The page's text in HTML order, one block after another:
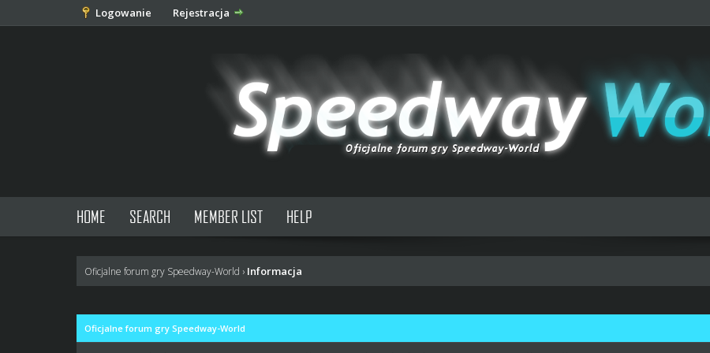
Logowanie Rejestracja
HOME SEARCH MEMBER LIST HELP
Oficjalne forum gry Speedway-World › Informacja
Oficjalne forum gry Speedway-World